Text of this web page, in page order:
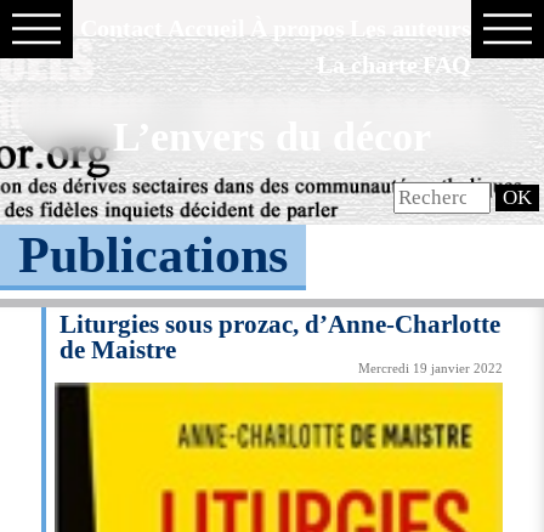
La charte FAQ
L’envers du décor
Publications
Liturgies sous prozac, d’Anne-Charlotte
de Maistre
Mercredi 19 janvier 2022